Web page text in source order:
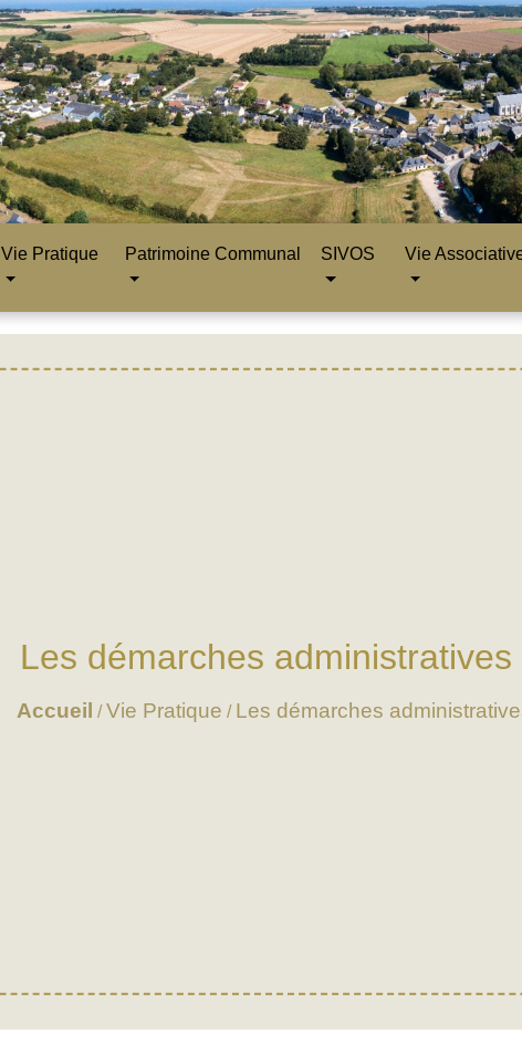
Vie Pratique Patrimoine Communal SIVOS Vie
Les démarches administratives
Accueil /Vie Pratique / Les démarches